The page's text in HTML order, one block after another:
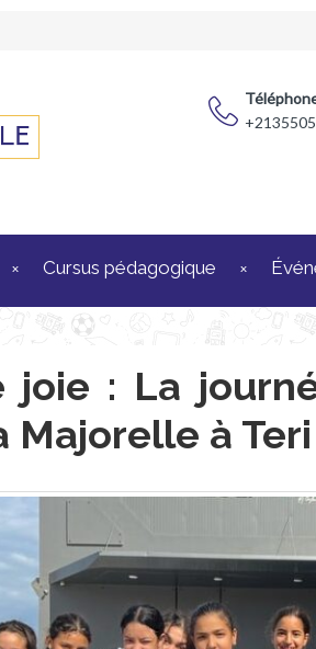
Cursus pédagogique
joie : La
Majorelle à